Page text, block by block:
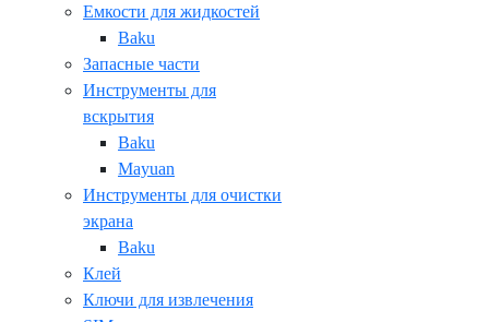
Емкости для жидкостей
Baku
Запасные части
Инструменты для
вскрытия
Baku
Mayuan
Инструменты для очистки
экрана
Baku
Клей
Ключи для извлечения